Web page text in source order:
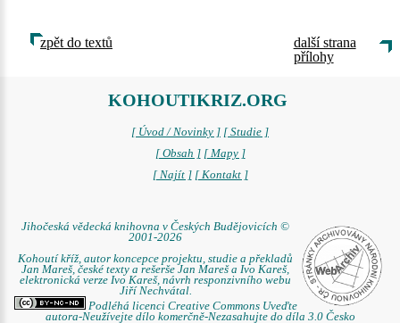
zpět do textů
další strana
přílohy
KOHOUTIKRIZ.ORG
[ Úvod / Novinky ] [ Studie ]
[ Obsah ] [ Mapy ]
[ Najít ] [ Kontakt ]
Jihočeská vědecká knihovna v Českých Budějovicích ©
2001-2026
Kohoutí kříž, autor koncepce projektu, studie a překladů
Jan Mareš, české texty a rešerše Jan Mareš a Ivo Kareš,
elektronická verze Ivo Kareš, návrh responzivního webu
Jiří Nechvátal.
Podléhá licenci Creative Commons Uveďte
autora-Neužívejte dílo komerčně-Nezasahujte do díla 3.0 Česko